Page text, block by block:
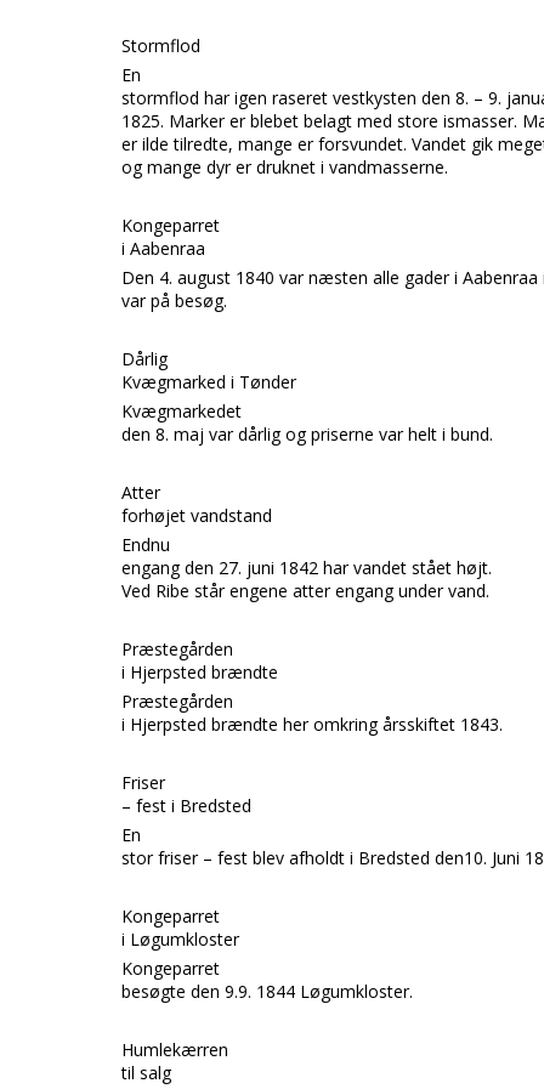
Stormflod
En
stormflod har igen raseret vestkysten den 8. – 9.
1825. Marker er blebet belagt med store ismasser.
er ilde tilredte, mange er forsvundet. Vandet gik
og mange dyr er druknet i vandmasserne.
Kongeparret
i Aabenraa
Den 4. august 1840 var næsten alle gader i
var på besøg.
Dårlig
Kvægmarked i Tønder
Kvægmarkedet
den 8. maj var dårlig og priserne var helt i bund.
Atter
forhøjet vandstand
Endnu
engang den 27. juni 1842 har vandet stået højt.
Ved Ribe står engene atter engang under vand.
Præstegården
i Hjerpsted brændte
Præstegården
i Hjerpsted brændte her omkring årsskiftet 1843.
Friser
– fest i Bredsted
En
stor friser – fest blev afholdt i Bredsted den10. Juni
Kongeparret
i Løgumkloster
Kongeparret
besøgte den 9.9. 1844 Løgumkloster.
Humlekærren
til salg